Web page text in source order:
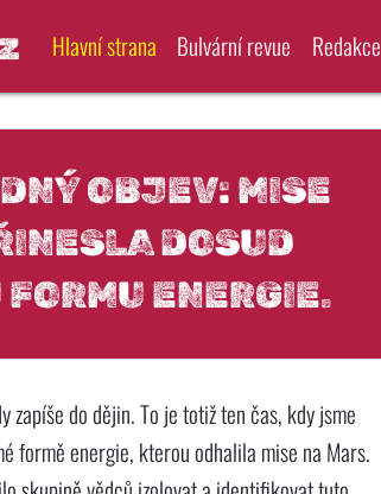
Hlavní strana Bulvární revue Redakce
OBJEV: MISE
DOSUD
ENERGIE.
zapíše do dějin. To je totiž ten čas, kdy jsme
formě energie, kterou odhalila mise na Mars.